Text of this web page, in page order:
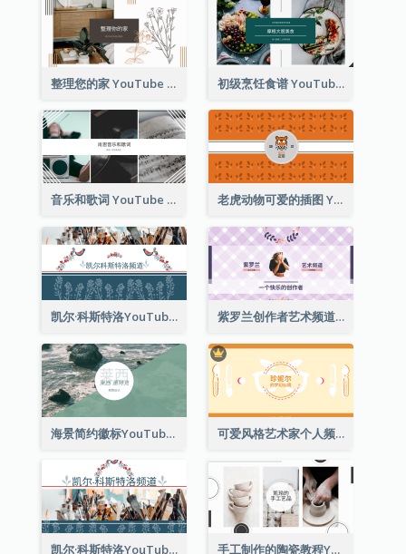
整理您的家 YouTube 频道图片 初级烹饪食谱 YouTube 频道图片
音乐和歌词 YouTube 频道图片 老虎动物可爱的插图 YouTube 频道图片
凯尔·科斯特洛YouTube频道图片2 紫罗兰创作者艺术频道Youtube频道图片
海景简约徽标YouTube频道图片 可爱风格艺术家个人频道标志Youtube频道图片
凯尔·科斯特洛YouTube频道图片 手工制作的陶瓷教程YouTube频道图片